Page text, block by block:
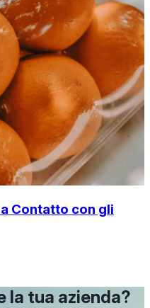
Contatto con gli
la tua azienda?